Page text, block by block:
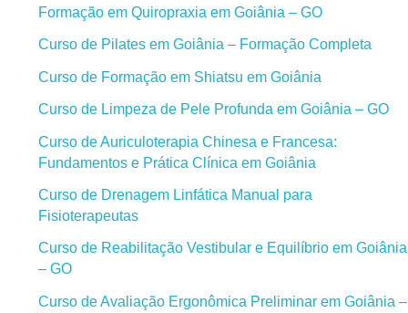
Formação em Quiropraxia em Goiânia – GO
Curso de Pilates em Goiânia – Formação Completa
Curso de Formação em Shiatsu em Goiânia
Curso de Limpeza de Pele Profunda em Goiânia – GO
Curso de Auriculoterapia Chinesa e Francesa:
Fundamentos e Prática Clínica em Goiânia
Curso de Drenagem Linfática Manual para
Fisioterapeutas
Curso de Reabilitação Vestibular e Equilíbrio em Goiânia
– GO
Curso de Avaliação Ergonômica Preliminar em Goiânia –